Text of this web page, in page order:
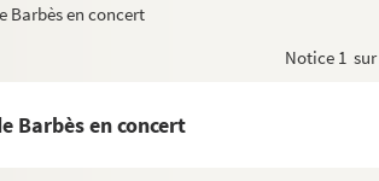
Barbès en concert
Notice 1
Barbès en concert